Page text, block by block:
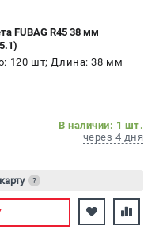
FUBAG R45 38 мм
120 шт; Длина: 38 мм
В наличии: 1 шт.
через 4 дня
?